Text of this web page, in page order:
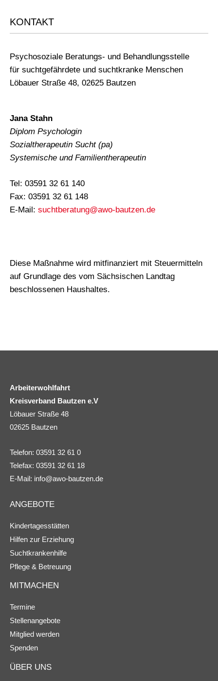
KONTAKT
Psychosoziale Beratungs- und Behandlungsstelle
für suchtgefährdete und suchtkranke Menschen
Löbauer Straße 48, 02625 Bautzen
Jana Stahn
Diplom Psychologin
Sozialtherapeutin Sucht (pa)
Systemische und Familientherapeutin
Tel: 03591 32 61 140
Fax: 03591 32 61 148
E-Mail: suchtberatung@awo-bautzen.de
Diese Maßnahme wird mitfinanziert mit Steuermitteln
auf Grundlage des vom Sächsischen Landtag
beschlossenen Haushaltes.
Arbeiterwohlfahrt
Kreisverband Bautzen e.V
Löbauer Straße 48
02625 Bautzen
Telefon: 03591 32 61 0
Telefax: 03591 32 61 18
E-Mail: info@awo-bautzen.de
ANGEBOTE
Kindertagesstätten
Hilfen zur Erziehung
Suchtkrankenhilfe
Pflege & Betreuung
MITMACHEN
Termine
Stellenangebote
Mitglied werden
Spenden
ÜBER UNS